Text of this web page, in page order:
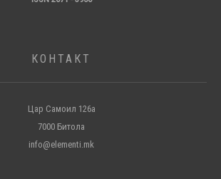
КОНТАКТ
Цар Самоил 126а
7000 Битола
info@elementi.mk